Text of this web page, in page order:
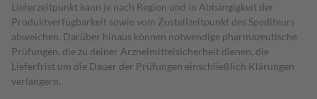
Lieferzeitpunkt kann je nach Region und in Abhängigkeit der
Produktverfügbarkeit sowie vom Zustellzeitpunkt des Spediteurs
abweichen. Darüber hinaus können notwendige pharmazeutische
Prüfungen, die zu deiner Arzneimittelsicherheit dienen, die
Lieferfrist um die Dauer der Prüfungen einschließlich Klärungen
verlängern.